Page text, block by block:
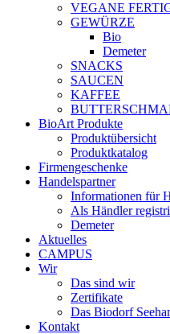
VEGANE
GEWÜRZE
Bio
Demeter
SNACKS
SAUCEN
KAFFEE
BioArt Produkte
Produktübersicht
Produktkatalog
Firmengeschenke
Handelspartner
Informationen für
Als Händler
Demeter
Aktuelles
CAMPUS
Wir
Das sind wir
Zertifikate
Das Biodorf
Kontakt